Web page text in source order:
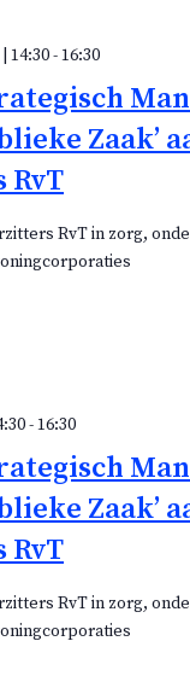
Zaak’
14:30-16:30
RvT in zorg,
Zaak’
-16:30
RvT in zorg,